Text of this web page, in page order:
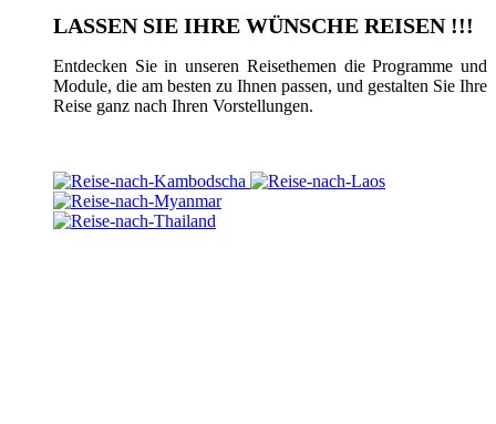
LASSEN SIE IHRE WÜNSCHE REISEN !!!
Entdecken Sie in unseren Reisethemen die Programme und
Module, die am besten zu Ihnen passen, und gestalten Sie Ihre
Reise ganz nach Ihren Vorstellungen.